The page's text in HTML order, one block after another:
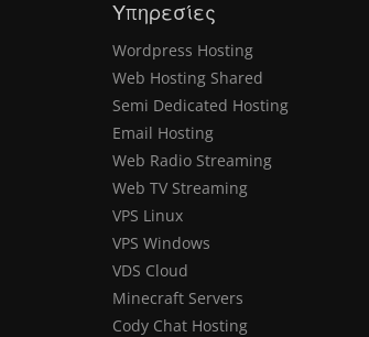
Υπηρεσίες
Wordpress Hosting
Web Hosting Shared
Semi Dedicated Hosting
Email Hosting
Web Radio Streaming
Web TV Streaming
VPS Linux
VPS Windows
VDS Cloud
Minecraft Servers
Cody Chat Hosting